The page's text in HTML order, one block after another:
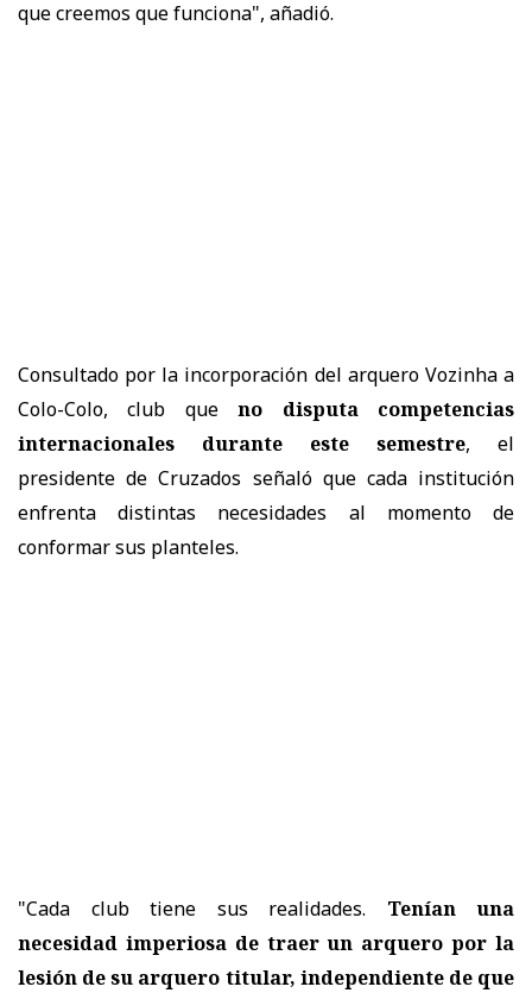
que creemos que funciona", añadió.
Consultado por la incorporación del arquero Vozinha a
Colo-Colo, club queno disputa competencias
internacionales durante este semestre, el
presidente de Cruzados señaló que cada institución
enfrenta distintas necesidades al momento de
conformar sus planteles.
"Cada club tiene sus realidades. Tenían una
necesidad imperiosa de traer un arquero por la
lesión de su arquero titular, independiente de que